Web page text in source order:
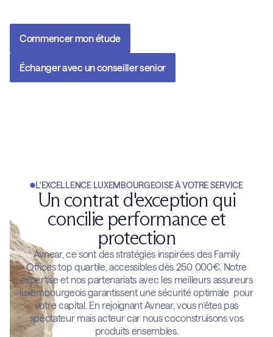
Commencer mon étude
Échanger avec un conseiller senior
L'EXCELLENCE LUXEMBOURGEOISE À VOTRE SERVICE
Un contrat d'exception qui
concilie performance et
protection
Avnear, ce sont des stratégies inspirées des Family
Offices top quartile, accessibles dès 250 000€. Notre
expertise et nos partenariats avec les meilleurs assureurs
luxembourgeois garantissent une sécurité optimale pour
votre capital. En rejoignant Avnear, vous n’êtes pas
spectateur mais acteur car nous coconstruisons vos
produits ensembles.